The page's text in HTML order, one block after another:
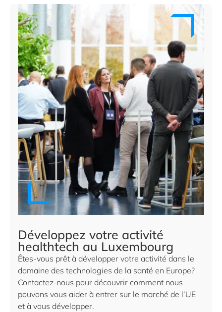
Développez votre activité
healthtech au Luxembourg
Êtes-vous prêt à développer votre activité dans le
domaine des technologies de la santé en Europe?
Contactez-nous pour découvrir comment nous
pouvons vous aider à entrer sur le marché de l’UE
et à vous développer.